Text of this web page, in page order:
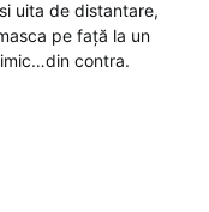
uita de distantare,
pe față la un
contra.